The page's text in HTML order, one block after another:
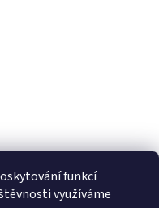
funkcí
využíváme